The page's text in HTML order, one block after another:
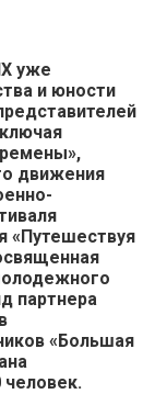
уже
и юности
движения
«Путешествуя
партнера
«Большая